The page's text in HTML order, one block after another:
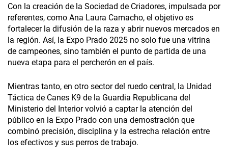
Con la creación de la Sociedad de Criadores, impulsada por
referentes, como Ana Laura Camacho, el objetivo es
fortalecer la difusión de la raza y abrir nuevos mercados en
la región. Así, la Expo Prado 2025 no solo fue una vitrina
de campeones, sino también el punto de partida de una
nueva etapa para el percherón en el país.
Mientras tanto, en otro sector del ruedo central, la Unidad
Táctica de Canes K9 de la Guardia Republicana del
Ministerio del Interior volvió a captar la atención del
público en la Expo Prado con una demostración que
combinó precisión, disciplina y la estrecha relación entre
los efectivos y sus perros de trabajo.